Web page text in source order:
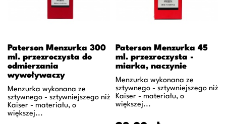
Paterson Menzurka 300
ml. przezroczysta do
odmierzania
wywoływaczy
Menzurka wykonana ze
sztywnego - sztywniejszego niż
Kaiser - materiału, o
większej...
Paterson Menzurka 45
ml. przezroczysta -
miarka, naczynie
Menzurka wykonana ze
sztywnego - sztywniejszego niż
Kaiser - materiału, o
większej...